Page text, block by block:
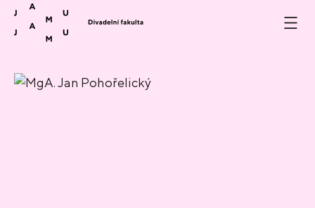
Přeskočit na obsah